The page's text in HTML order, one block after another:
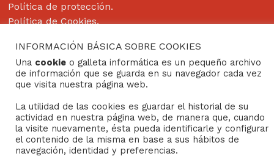
Política de protección.
Política de Cookies.
Copyright © 2022Grupo Studium Formación
INFORMACIÓN BÁSICA SOBRE COOKIES
Una cookie o galleta informática es un pequeño archivo
de información que se guarda en su navegador cada vez
que visita nuestra página web.
La utilidad de las cookies es guardar el historial de su
actividad en nuestra página web, de manera que, cuando
la visite nuevamente, ésta pueda identificarle y configurar
el contenido de la misma en base a sus hábitos de
navegación, identidad y preferencias.